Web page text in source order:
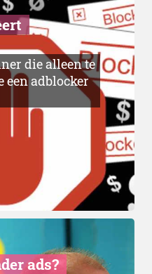
die alleen te
een adblocker
ads?